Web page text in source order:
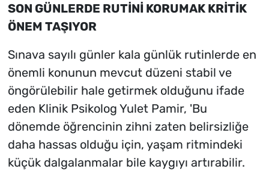
SON GÜNLERDE RUTİNİ KORUMAK KRİTİK
ÖNEM TAŞIYOR
Sınava sayılı günler kala günlük rutinlerde en
önemli konunun mevcut düzeni stabil ve
öngörülebilir hale getirmek olduğunu ifade
eden Klinik Psikolog Yulet Pamir, 'Bu
dönemde öğrencinin zihni zaten belirsizliğe
daha hassas olduğu için, yaşam ritmindeki
küçük dalgalanmalar bile kaygıyı artırabilir.